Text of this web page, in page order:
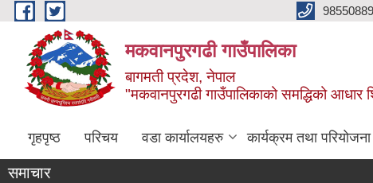
Skip to main content
मकवानपुरगढी गाउँपालिका
बागमती प्रदेश, नेपाल
"मकवानपुरगढी गाउँपालिकाको समद्धिको आधार
गृहपृष्ठ परिचय वडा कार्यालयहरु कार्यक्रम तथा परियोजना
समाचार